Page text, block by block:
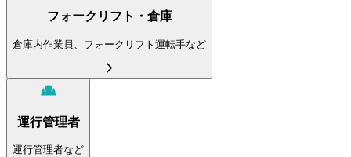
フォークリフト・倉庫
倉庫内作業員、フォークリフト運転手など
運行管理者
運行管理者など